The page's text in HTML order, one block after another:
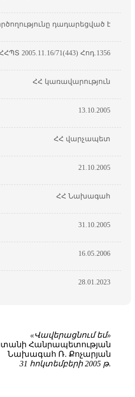
դադարեցված է
2005.11.16/71(443) Հոդ.1356
ՀՀ կառավարություն
13.10.2005
ՀՀ վարչապետ
21.10.2005
ՀՀ Նախագահ
31.10.2005
16.05.2006
28.01.2023
«Վավերացնում եմ»
Հանրապետության
Նախագահ Ռ. Քոչարյան
31 հոկտեմբերի 2005 թ.